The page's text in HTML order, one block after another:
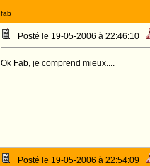
--------------------
fab
Posté le 19-05-2006 à 22:46:10
Ok Fab, je comprend mieux....
Posté le 19-05-2006 à 22:54:09